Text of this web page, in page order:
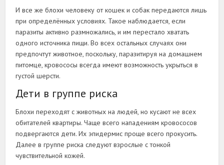
И все же блохи человеку от кошек и собак передаются лишь
при определённых условиях. Такое наблюдается, если
паразиты активно размножались, и им перестало хватать
одного источника пищи. Во всех остальных случаях они
предпочтут животное, поскольку, паразитируя на домашнем
питомце, кровососы всегда имеют возможность укрыться в
густой шерсти.
Дети в группе риска
Блохи переходят с животных на людей, но кусают не всех
обитателей квартиры. Чаще всего нападениям кровососов
подвергаются дети. Их эпидермис проще всего прокусить.
Далее в группе риска следуют взрослые с тонкой
чувствительной кожей.